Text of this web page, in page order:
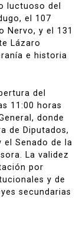
luctuoso del
el 107
Nervo, y el 131
Lázaro
e historia
del
11:00 horas
donde
de Diputados,
Senado de la
La validez
por
y de
secundarias